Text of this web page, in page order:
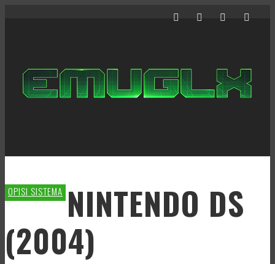
OPISI SISTEMA NINTENDO DS
(2004)